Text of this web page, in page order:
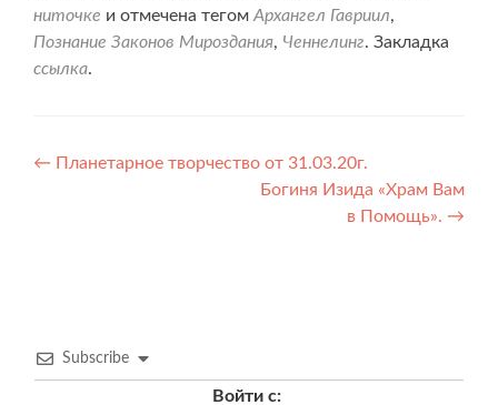
ниточке и отмечена тегом Архангел Гавриил,
Познание Законов Мироздания, Ченнелинг. Закладка
ссылка.
Навигация
← Планетарное творчество от 31.03.20г.
Богиня Изида «Храм Вам
в Помощь». →
Subscribe
Войти с: